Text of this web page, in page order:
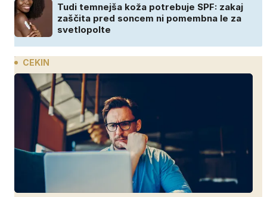
Tudi temnejša koža potrebuje SPF: zakaj
zaščita pred soncem ni pomembna le za
svetlopolte
CEKIN